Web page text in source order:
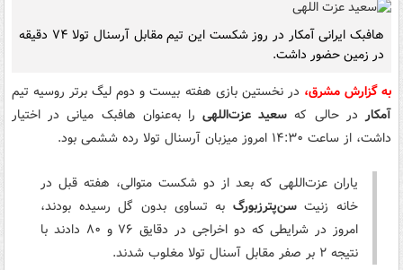
هافبک ایرانی آمکار در روز شکست این تیم مقابل آرسنال تولا ۷۴ دقیقه
در زمین حضور داشت.
به گزارش مشرق، در نخستین بازی هفته بیست و دوم لیگ برتر روسیه تیم
آمکار در حالی که سعید عزت‌اللهیرا به‌عنوان هافبک میانی در اختیار
داشت، از ساعت ۱۴:۳۰ امروز میزبان آرسنال تولا رده ششمی بود.
یاران عزت‌اللهی که بعد از دو شکست متوالی، هفته قبل در
خانه زنیتسن‌پترزبورگ به تساوی بدون گل رسیده بودند،
امروز در شرایطی که دو اخراجی در دقایق ۷۶ و ۸۰ دادند با
نتیجه ۲ بر صفر مقابل آسنال تولا مغلوب شدند.